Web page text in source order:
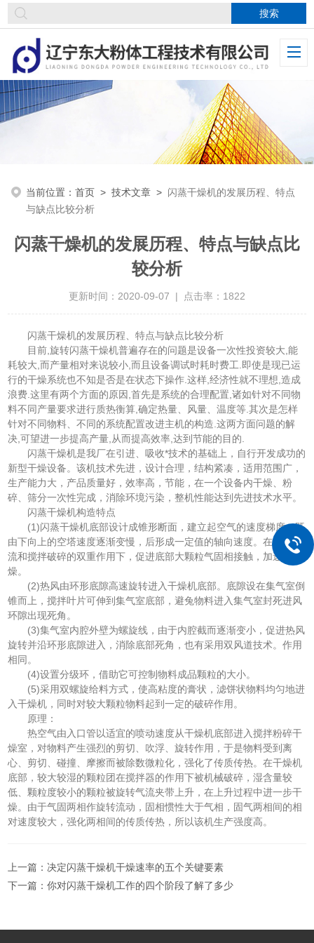
当前位置：首页 >技术文章 > 闪蒸干燥机的发展历程、特点
与缺点比较分析
闪蒸干燥机的发展历程、特点与缺点比
较分析
更新时间：2020-09-07 | 点击率：1822
闪蒸干燥机的发展历程、特点与缺点比较分析
目前,旋转闪蒸干燥机普遍存在的问题是设备一次性投资较大,能
耗较大,而产量相对来说较小,而且设备调试时耗时费工.即使是现已运
行的干燥系统也不知是否是在状态下操作.这样,经济性就不理想,造成
浪费.这里有两个方面的原因,首先是系统的合理配置,诸如针对不同物
料不同产量要求进行质热衡算,确定热量、风量、温度等.其次是怎样
针对不同物料、不同的系统配置改进主机的构造.这两方面问题的解
决,可望进一步提高产量,从而提高效率,达到节能的目的.
闪蒸干燥机是我厂在引进、吸收*技术的基础上，自行开发成功的
新型干燥设备。该机技术先进，设计合理，结构紧凑，适用范围广，
生产能力大，产品质量好，效率高，节能，在一个设备内干燥、粉
碎、筛分一次性完成，消除环境污染，整机性能达到先进技术水平。
闪蒸干燥机构造特点
(1)闪蒸干燥机底部设计成锥形断面，建立起空气的速度梯度，既
由下向上的空塔速度逐渐变慢，后形成一定值的轴向速度。在旋转气
流和搅拌破碎的双重作用下，促进底部大颗粒气固相接触，加速干
燥。
(2)热风由环形底隙高速旋转进入干燥机底部。底隙设在集气室倒
锥而上，搅拌叶片可伸到集气室底部，避兔物料进入集气室封死进风
环隙出现死角。
(3)集气室内腔外壁为螺旋线，由于内腔截而逐渐变小，促进热风
旋转并沿环形底隙进入，消除底部死角，也有采用双风道技术。作用
相同。
(4)设置分级环，借助它可控制物料成品颗粒的大小。
(5)采用双螺旋给料方式，使高粘度的膏状，滤饼状物料均匀地进
入干燥机，同时对较大颗粒物料起到一定的破碎作用。
原理：
热空气由入口管以适宜的喷动速度从干燥机底部进入搅拌粉碎干
燥室，对物料产生强烈的剪切、吹浮、旋转作用，于是物料受到离
心、剪切、碰撞、摩擦而被除数微粒化，强化了传质传热。在干燥机
底部，较大较湿的颗粒团在搅拌器的作用下被机械破碎，湿含量较
低、颗粒度较小的颗粒被旋转气流夹带上升，在上升过程中进一步干
燥。由于气固两相作旋转流动，固相惯性大于气相，固气两相间的相
对速度较大，强化两相间的传质传热，所以该机生产强度高。
上一篇： 决定闪蒸干燥机干燥速率的五个关键要素
下一篇：你对闪蒸干燥机工作的四个阶段了解了多少